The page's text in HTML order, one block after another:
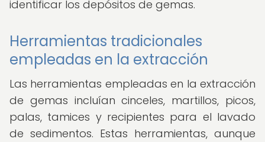
identificar los depósitos de gemas.
Herramientas tradicionales
empleadas en la extracción
Las herramientas empleadas en la extracción
de gemas incluían cinceles, martillos, picos,
palas, tamices y recipientes para el lavado
de sedimentos. Estas herramientas, aunque